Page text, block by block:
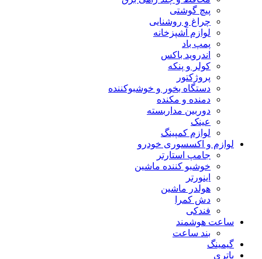
پیچ گوشتی
چراغ و روشنایی
لوازم آشپزخانه
پمپ باد
اندروید باکس
کولر و پنکه
پروژکتور
دستگاه بخور و خوشبوکننده
دمنده و مکنده
دوربین مداربسته
عینک
لوازم کمپینگ
لوازم و اکسسوری خودرو
جامپ استارتر
خوشبو کننده ماشین
اینورتر
هولدر ماشین
دش کمرا
فندکی
ساعت هوشمند
بند ساعت
گیمینگ
باتری